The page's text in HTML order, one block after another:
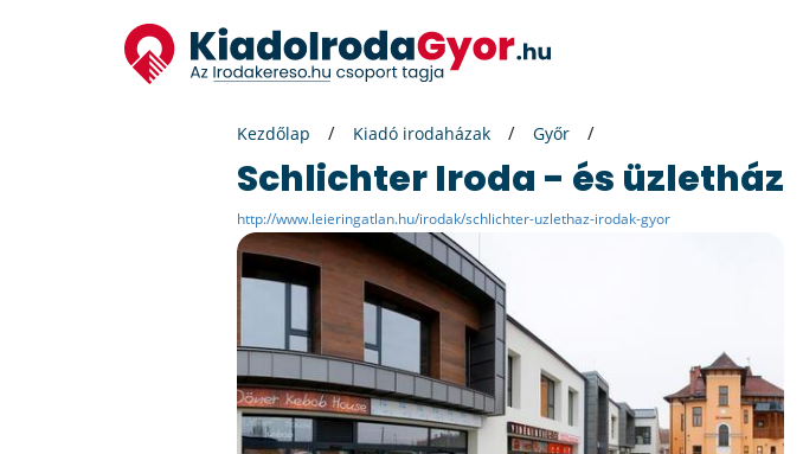
Kezdőlap Kiadó irodaházak Győr
Schlichter Iroda - és üzletház
http://www.leieringatlan.hu/irodak/schlichter-uzlethaz-irodak-gyor